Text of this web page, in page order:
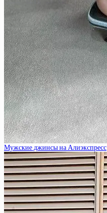
Мужские джинсы на Алиэкспресс